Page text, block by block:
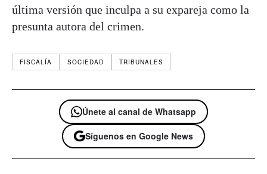
última versión que inculpa a su expareja como la
presunta autora del crimen.
FISCALÍA SOCIEDAD TRIBUNALES
Únete al canal de Whatsapp
Síguenos en Google News